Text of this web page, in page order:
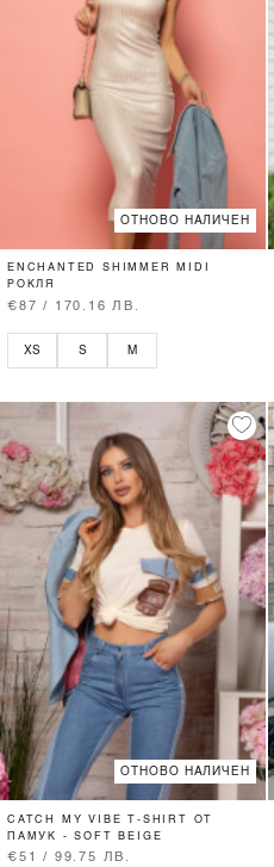
ОТНОВО НАЛИЧЕН
ENCHANTED SHIMMER MIDI
РОКЛЯ
€87 / 170.16 ЛВ.
XS S M
ОТНОВО НАЛИЧЕН
CATCH MY VIBE T-SHIRT ОТ
ПАМУК - SOFT BEIGE
€51 / 99.75 ЛВ.